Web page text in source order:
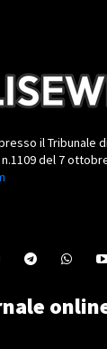
il Tribunale
del 7